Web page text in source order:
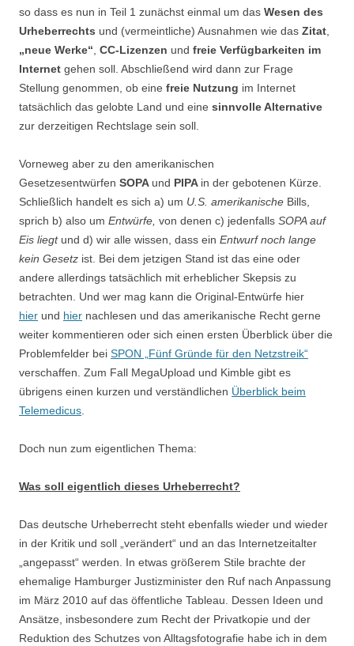
so dass es nun in Teil 1 zunächst einmal um das Wesen des
Urheberrechts und (vermeintliche) Ausnahmen wie das Zitat
„neue Werke“ CC-Lizenzen und freie Verfügbarkeiten im
Internet gehen soll. Abschließend wird dann zur Frage
Stellung genommen, ob eine freie Nutzung im Internet
tatsächlich das gelobte Land und eine sinnvolle Alternative
zur derzeitigen Rechtslage sein soll.
Vorneweg aber zu den amerikanischen
Gesetzesentwürfen SOPA und PIPA in der gebotenen Kürze.
Schließlich handelt es sich a) um U.S. amerikanische Bills,
sprich b) also um Entwürfe, von denen c) jedenfalls SOPA auf
Eis liegtund d) wir alle wissen, dass ein Entwurf noch lange
kein Gesetz ist. Bei dem jetzigen Stand ist das eine oder
andere allerdings tatsächlich mit erheblicher Skepsis zu
betrachten. Und wer mag kann die Original-Entwürfe hier
hier und hier nachlesen und das amerikanische Recht gerne
weiter kommentieren oder sich einen ersten Überblick über die
Problemfelder bei SPON „Fünf Gründe für den Netzstreik“
verschaffen. Zum Fall MegaUpload und Kimble gibt es
übrigens einen kurzen und verständlichen Überblick beim
Telemedicus
Doch nun zum eigentlichen Thema:
Was soll eigentlich dieses Urheberrecht?
Das deutsche Urheberrecht steht ebenfalls wieder und wieder
in der Kritik und soll „verändert“ und an das Internetzeitalter
„angepasst“ werden. In etwas größerem Stile brachte der
ehemalige Hamburger Justizminister den Ruf nach Anpassung
im März 2010 auf das öffentliche Tableau. Dessen Ideen und
Ansätze, insbesondere zum Recht der Privatkopie und der
Reduktion des Schutzes von Alltagsfotografie habe ich in dem